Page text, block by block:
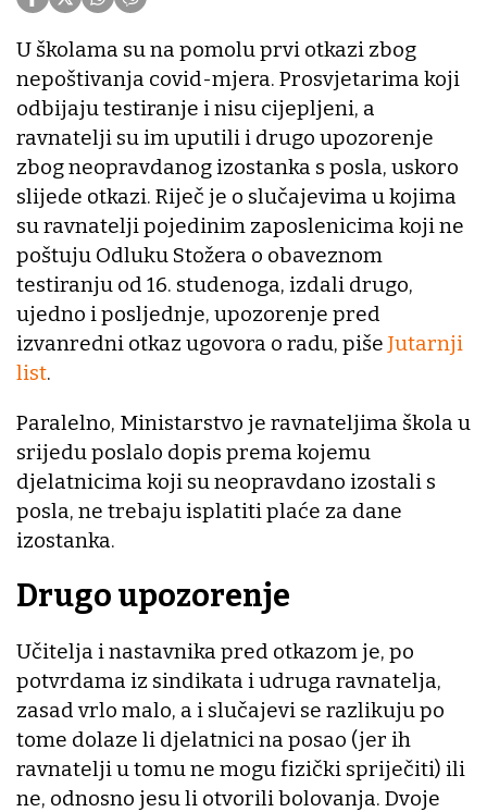
U školama su na pomolu prvi otkazi zbog
nepoštivanja covid-mjera. Prosvjetarima koji
odbijaju testiranje i nisu cijepljeni, a
ravnatelji su im uputili i drugo upozorenje
zbog neopravdanog izostanka s posla, uskoro
slijede otkazi. Riječ je o slučajevima u kojima
su ravnatelji pojedinim zaposlenicima koji ne
poštuju Odluku Stožera o obaveznom
testiranju od 16. studenoga, izdali drugo,
ujedno i posljednje, upozorenje pred
izvanredni otkaz ugovora o radu, piše Jutarnji
list.
Paralelno, Ministarstvo je ravnateljima škola u
srijedu poslalo dopis prema kojemu
djelatnicima koji su neopravdano izostali s
posla, ne trebaju isplatiti plaće za dane
izostanka.
Drugo upozorenje
Učitelja i nastavnika pred otkazom je, po
potvrdama iz sindikata i udruga ravnatelja,
zasad vrlo malo, a i slučajevi se razlikuju po
tome dolaze li djelatnici na posao (jer ih
ravnatelji u tomu ne mogu fizički spriječiti) ili
ne, odnosno jesu li otvorili bolovanja. Dvoje